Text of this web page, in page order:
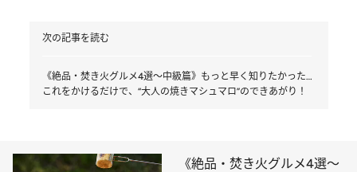
次の記事を読む
《絶品・焚き火グルメ4選～中級篇》もっと早く知りたかった…
これをかけるだけで、“大人の焼きマシュマロ”のできあがり！
《絶品・焚き火グルメ4選～